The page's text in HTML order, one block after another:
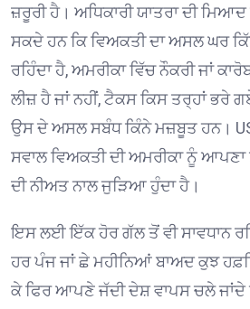
ਜ਼ਰੂਰੀ ਹੈ। ਅਧਿਕਾਰੀ ਯਾਤਰਾ ਦੀ
ਸਕਦੇ ਹਨ ਕਿ ਵਿਅਕਤੀ ਦਾ ਅਸਲ ਘਰ
ਰਹਿੰਦਾ ਹੈ, ਅਮਰੀਕਾ ਵਿੱਚ ਨੌਕਰੀ ਜਾਂ
ਲੀਜ਼ ਹੈ ਜਾਂ ਨਹੀਂ, ਟੈਕਸ ਕਿਸ ਤਰ੍ਹਾਂ ਭਰੇ
ਉਸ ਦੇ ਅਸਲ ਸਬੰਧ ਕਿੰਨੇ ਮਜ਼ਬੂਤ ਹਨ।
ਸਵਾਲ ਵਿਅਕਤੀ ਦੀ ਅਮਰੀਕਾ ਨੂੰ
ਦੀ ਨੀਅਤ ਨਾਲ ਜੁੜਿਆ ਹੁੰਦਾ ਹੈ।
ਇਸ ਲਈ ਇੱਕ ਹੋਰ ਗੱਲ ਤੋਂ ਵੀ ਸਾਵਧਾਨ
ਹਰ ਪੰਜ ਜਾਂ ਛੇ ਮਹੀਨਿਆਂ ਬਾਅਦ ਕੁਝ
ਕੇ ਫਿਰ ਆਪਣੇ ਜੱਦੀ ਦੇਸ਼ ਵਾਪਸ ਚਲੇ